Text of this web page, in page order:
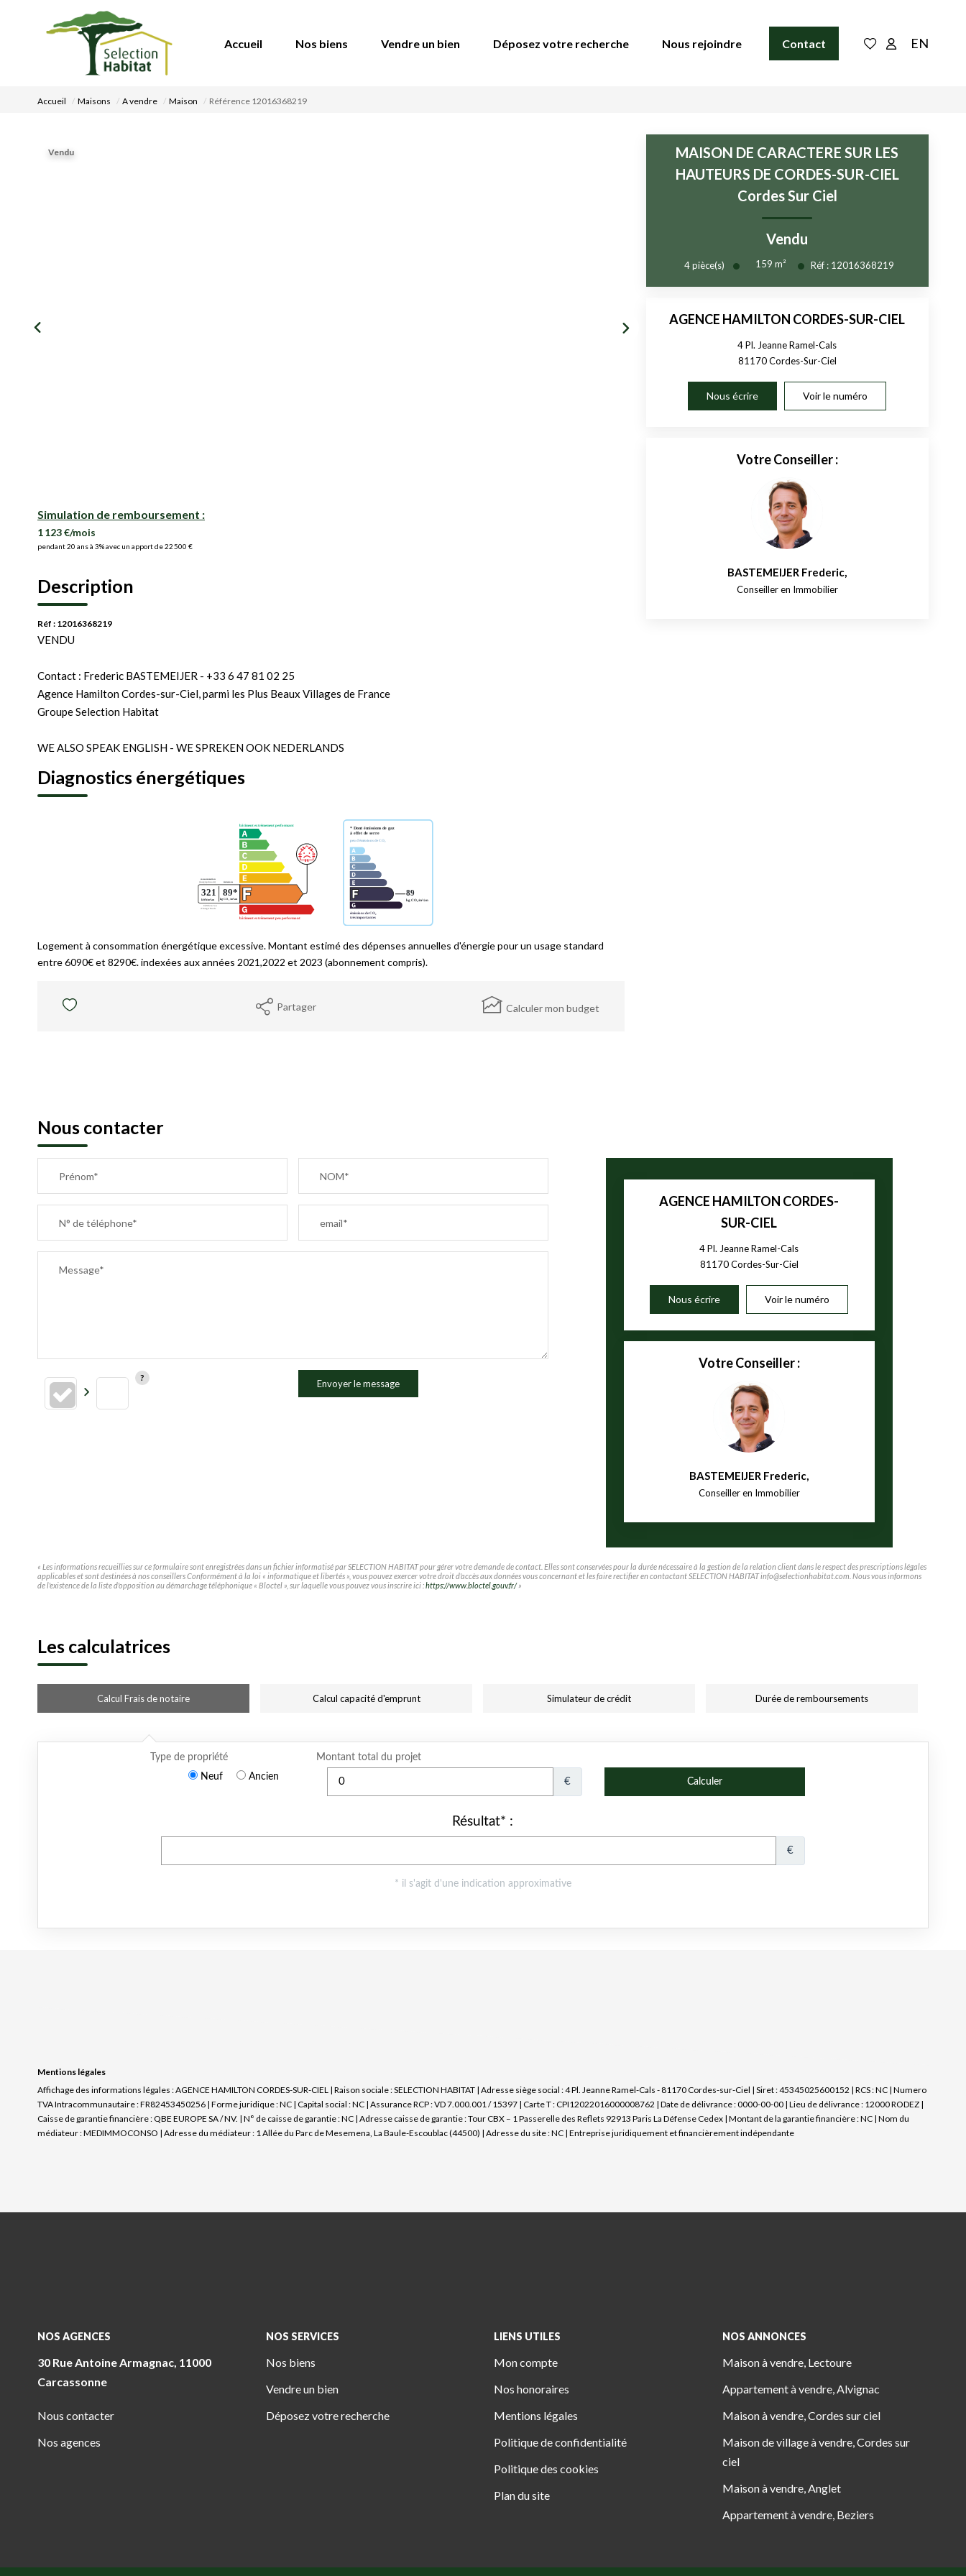
Accueil Nos biens Vendre un bien Déposez votre recherche Nous rejoindre Contact EN
Accueil Maisons A vendre Maison Référence 12016368219
Vendu
Simulation de remboursement :
1 123 €/mois
pendant 20 ans à 3% avec un apport de 22 500 €
Description
Réf : 12016368219
VENDU
Contact : Frederic BASTEMEIJER - +33 6 47 81 02 25
Agence Hamilton Cordes-sur-Ciel, parmi les Plus Beaux Villages de France
Groupe Selection Habitat
WE ALSO SPEAK ENGLISH - WE SPREKEN OOK NEDERLANDS
Diagnostics énergétiques
Logement à consommation énergétique excessive. Montant estimé des dépenses annuelles d'énergie pour un usage standard
entre 6090€ et 8290€. indexées aux années 2021,2022 et 2023 (abonnement compris).
Partager Calculer mon budget
MAISON DE CARACTERE SUR LES
HAUTEURS DE CORDES-SUR-CIEL
Cordes Sur Ciel
Vendu
4pièce(s) 159m² Réf : 12016368219
AGENCE HAMILTON CORDES-SUR-CIEL
4 Pl. Jeanne Ramel-Cals
81170Cordes-Sur-Ciel
Nous écrire Voir le numéro
Votre Conseiller :
BASTEMEIJER Frederic,
Conseiller en Immobilier
Nous contacter
Prénom* NOM*
N° de téléphone* email*
Message*
Envoyer le message
AGENCE HAMILTON CORDES-
SUR-CIEL
4 Pl. Jeanne Ramel-Cals
81170Cordes-Sur-Ciel
Nous écrire Voir le numéro
Votre Conseiller :
BASTEMEIJER Frederic,
Conseiller en Immobilier
« Les informations recueillies sur ce formulaire sont enregistrées dans un fichier informatisé par SELECTION HABITAT pour gérer votre demande de contact. Elles sont conservées pour la durée nécessaire à la gestion de la relation client dans le respect des prescriptions légales
applicables et sont destinées à nos conseillers Conformément à la loi « informatique et libertés », vous pouvez exercer votre droit d'accès aux données vous concernant et les faire rectifier en contactant SELECTION HABITAT info@selectionhabitat.com. Nous vous informons
de l'existence de la liste d'opposition au démarchage téléphonique « Bloctel », sur laquelle vous pouvez vous inscrire ici :https://www.bloctel.gouv.fr/»
Les calculatrices
Calcul Frais de notaire Calcul capacité d'emprunt Simulateur de crédit Durée de remboursements
Mentions légales
Affichage des informations légales : AGENCE HAMILTON CORDES-SUR-CIEL | Raison sociale : SELECTION HABITAT | Adresse siège social : 4 Pl. Jeanne Ramel-Cals - 81170 Cordes-sur-Ciel | Siret : 45345025600152 | RCS : NC | Numero
TVA Intracommunautaire : FR82453450256 | Forme juridique : NC | Capital social : NC | Assurance RCP : VD 7.000.001 / 15397 | Carte T : CPI12022016000008762 | Date de délivrance : 0000-00-00 | Lieu de délivrance : 12000 RODEZ |
Caisse de garantie financière : QBE EUROPE SA / NV. | N° de caisse de garantie : NC | Adresse caisse de garantie : Tour CBX – 1 Passerelle des Reflets 92913 Paris La Défense Cedex | Montant de la garantie financière : NC | Nom du
médiateur : MEDIMMOCONSO | Adresse du médiateur : 1 Allée du Parc de Mesemena, La Baule-Escoublac (44500) | Adresse du site : NC | Entreprise juridiquement et financièrement indépendante
NOS AGENCES
30 Rue Antoine Armagnac, 11000
Carcassonne
Nous contacter
Nos agences
NOS SERVICES
Nos biens
Vendre un bien
Déposez votre recherche
LIENS UTILES
Mon compte
Nos honoraires
Mentions légales
Politique de confidentialité
Politique des cookies
Plan du site
NOS ANNONCES
Maison à vendre, Lectoure
Appartement à vendre, Alvignac
Maison à vendre, Cordes sur ciel
Maison de village à vendre, Cordes sur
ciel
Maison à vendre, Anglet
Appartement à vendre, Beziers